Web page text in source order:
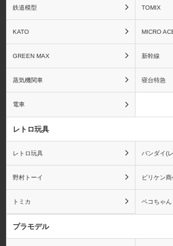
あの夏で待ってる
あの
達
甘城ブリリアントパーク
鉄道模型 TOMIX
KATO MICRO
GREEN MAX 新幹線
蒸気機関車 寝台特急
電車
レトロ玩具
レトロ玩具 バンダイ(
野村トーイ ビリケン商
トミカ ペコちゃん
プラモデル